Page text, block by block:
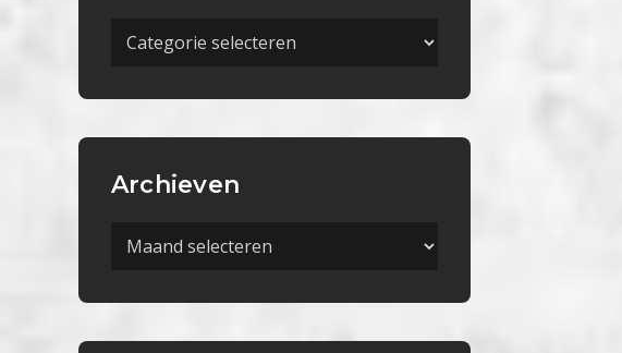
Meer
Archieven
Archieven